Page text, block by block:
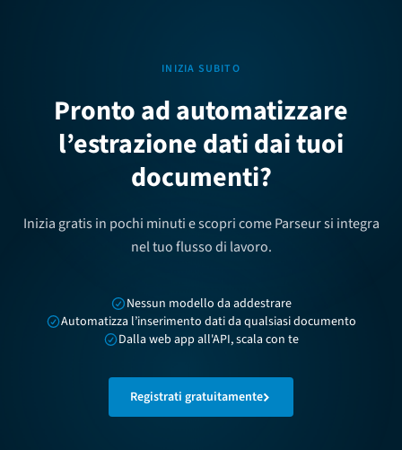
INIZIA SUBITO
Pronto ad automatizzare
l’estrazione dati dai tuoi
documenti?
Inizia gratis in pochi minuti e scopri come Parseur si integra
nel tuo flusso di lavoro.
Nessun modello da addestrare
Automatizza l’inserimento dati da qualsiasi documento
Dalla web app all'API, scala con te
Registrati gratuitamente